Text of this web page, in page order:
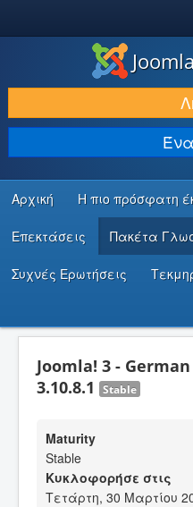
ΛΉΨΕΙΣ & ΕΠΕΚΤΆΣΕΙΣ
ΕΎΡΕΣΗ & ΜΆΘΗΣΗ
ΚΟΙΝΌΤΗΤΑ & ΥΠΟΣΤΉΡΙΞΗ
ΠΌΡΟΙ ΠΡΟΓΡΑΜΜΑΤΙΣΤΏΝ
Αρχική Η πιο πρόσφατη
Επεκτάσεις Πακέτα
Συχνές Ερωτήσεις
Joomla! 3 -
3.10.8.1
Stable
Maturity
Stable
Κυκλοφορήσε στις
Τετάρτη, 30 Μαρτίου